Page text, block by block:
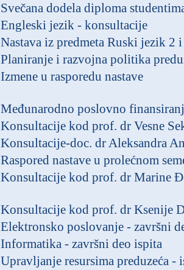
Svečana dodela diploma
Engleski jezik - konsultacije
Nastava iz predmeta Ruski jezik 2
Planiranje i razvojna politika
Izmene u rasporedu nastave
Međunarodno poslovno
Konsultacije kod prof. dr Vesne
Konsultacije-doc. dr Aleksandra
Raspored nastave u prolećnom
Konsultacije kod prof. dr Marine
Konsultacije kod prof. dr Ksenije
Elektronsko poslovanje - završni
Informatika - završni deo ispita
Upravljanje resursima preduzeća -